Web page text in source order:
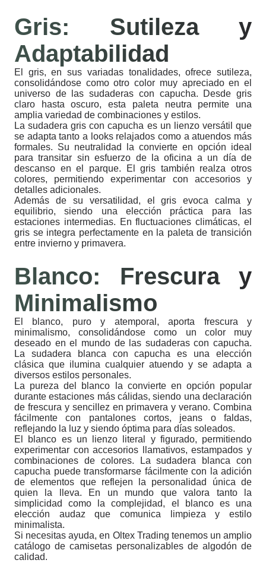
Gris: Sutileza y
Adaptabilidad
El gris, en sus variadas tonalidades, ofrece sutileza,
consolidándose como otro color muy apreciado en el
universo de las sudaderas con capucha. Desde gris
claro hasta oscuro, esta paleta neutra permite una
amplia variedad de combinaciones y estilos.
La sudadera gris con capucha es un lienzo versátil que
se adapta tanto a looks relajados como a atuendos más
formales. Su neutralidad la convierte en opción ideal
para transitar sin esfuerzo de la oficina a un día de
descanso en el parque. El gris también realza otros
colores, permitiendo experimentar con accesorios y
detalles adicionales.
Además de su versatilidad, el gris evoca calma y
equilibrio, siendo una elección práctica para las
estaciones intermedias. En fluctuaciones climáticas, el
gris se integra perfectamente en la paleta de transición
entre invierno y primavera.
Blanco: Frescura y
Minimalismo
El blanco, puro y atemporal, aporta frescura y
minimalismo, consolidándose como un color muy
deseado en el mundo de las sudaderas con capucha.
La sudadera blanca con capucha es una elección
clásica que ilumina cualquier atuendo y se adapta a
diversos estilos personales.
La pureza del blanco la convierte en opción popular
durante estaciones más cálidas, siendo una declaración
de frescura y sencillez en primavera y verano. Combina
fácilmente con pantalones cortos, jeans o faldas,
reflejando la luz y siendo óptima para días soleados.
El blanco es un lienzo literal y figurado, permitiendo
experimentar con accesorios llamativos, estampados y
combinaciones de colores. La sudadera blanca con
capucha puede transformarse fácilmente con la adición
de elementos que reflejen la personalidad única de
quien la lleva. En un mundo que valora tanto la
simplicidad como la complejidad, el blanco es una
elección audaz que comunica limpieza y estilo
minimalista.
Si necesitas ayuda, en Oltex Trading tenemos un amplio
catálogo de camisetas personalizables de algodón de
calidad.